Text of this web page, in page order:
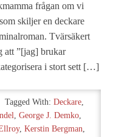
frågan om vi
skiljer en deckare
Tvärsäkert
att ”[jag] brukar
i stort sett […]
Tagged With: Deckare,
, George J. Demko,
, Kerstin Bergman,